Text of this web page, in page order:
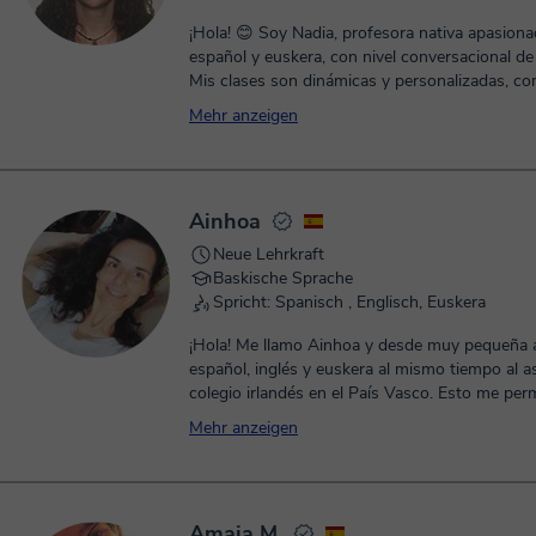
capacidades. Hablo 6 idiomas: Urdu (nativo),
(nativo), Hindi (competencia profesional),
(competencia completa), Español
e Inglés (competencia conversacional). Estaré encantada de
ser tu profesora de euskera y español online,
a conseguir todo aquello que te propongas en
¡Hola! 😊 Soy Nadia, profesora nativa
español y euskera, con nivel conversacional
Mis clases son dinámicas y personalizadas,
charla entre amigos. Me adapto a tu ritmo y
sea que empieces desde cero o quieras mejorar
recursos creativos, juegos y situaciones
resolviendo dudas y celebrando tus avances. ¿Te animas?
¡Será un placer aprender contigo! 😉✨
Mehr anzeigen
Ainhoa
Neue Lehrkraft
Baskische Sprache
Spricht: Spanisch , Englisch, Euskera
¡Hola! Me llamo Ainhoa y desde muy pequeña
español, inglés y euskera al mismo tiempo al
colegio irlandés en el País Vasco. Esto me
mi formación de posgrado en Ámsterdam y
Unidos, principalmente, obteniendo mi Tesis
Asimismo, aprender euskera desde mis
Mehr anzeigen